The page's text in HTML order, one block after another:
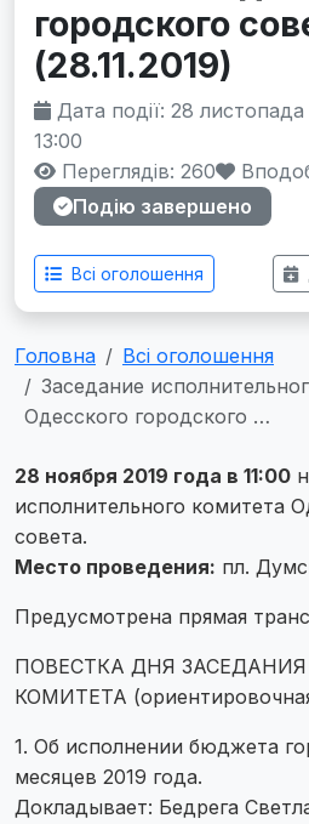
городского
(28.11.2019)
Дата події: 28
13:00
Переглядів: 260
Подію завершено
Всі оголошення
Головна
Всі оголошення
Заседание
Одесского городского …
28 ноября 2019 года в 11:00
исполнительного комитета
совета.
Место проведения: пл.
Предусмотрена прямая
ПОВЕСТКА ДНЯ
КОМИТЕТА
1. Об исполнении бюджета
месяцев 2019 года.
Докладывает: Бедрега